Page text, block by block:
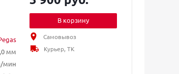
мм
мин
В корзину
Самовывоз
Курьер, ТК